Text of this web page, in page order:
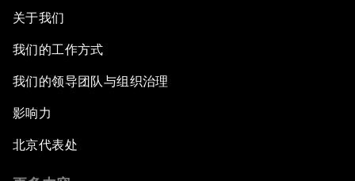
关于我们
我们的工作方式
我们的领导团队与组织治理
影响力
北京代表处